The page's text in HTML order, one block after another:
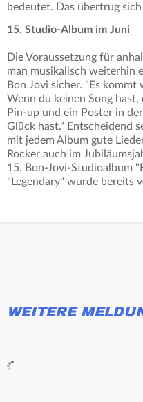
bedeutet. Das übertrug
15. Studio-Album im Juni
Die Voraussetzung für
man musikalisch weiterhin
Bon Jovi sicher. "Es
Wenn du keinen Song
Pin-up und ein Poster in
Glück hast." Entscheidend
mit jedem Album gute
Rocker auch im
15. Bon-Jovi-Studioalbum
"Legendary" wurde bereits
WEITERE